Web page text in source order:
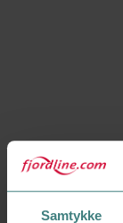
Samtykke